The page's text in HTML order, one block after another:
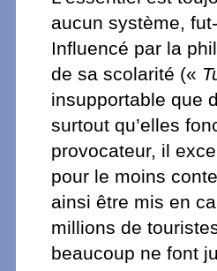
aucun système,
Influencé par la
de sa scolarité («
insupportable que
surtout qu’elles
provocateur, il
pour le moins
ainsi être mis en
millions de
beaucoup ne font